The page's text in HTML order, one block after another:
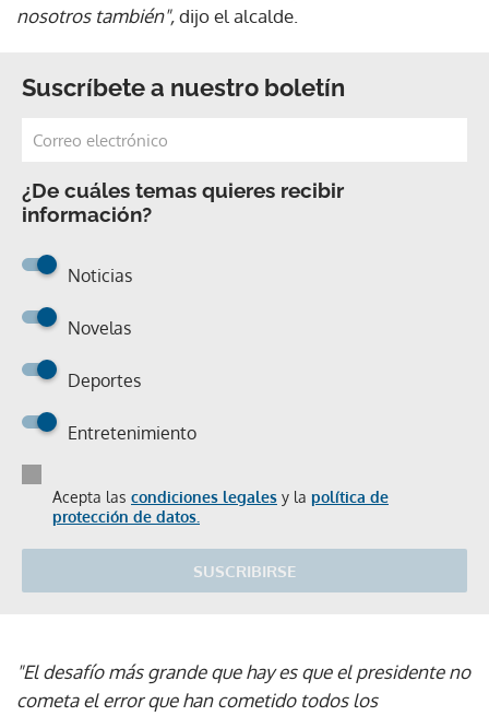
nosotros también",dijo el alcalde.
Suscríbete a nuestro boletín
¿De cuáles temas quieres recibir
información?
Noticias
Novelas
Deportes
Entretenimiento
Acepta las condiciones legales y la política de
protección de datos.
SUSCRIBIRSE
"El desafío más grande que hay es que el presidente no
cometa el error que han cometido todos los